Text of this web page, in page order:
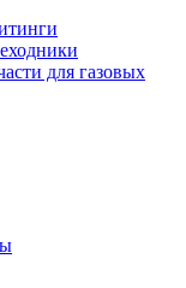
для газовых